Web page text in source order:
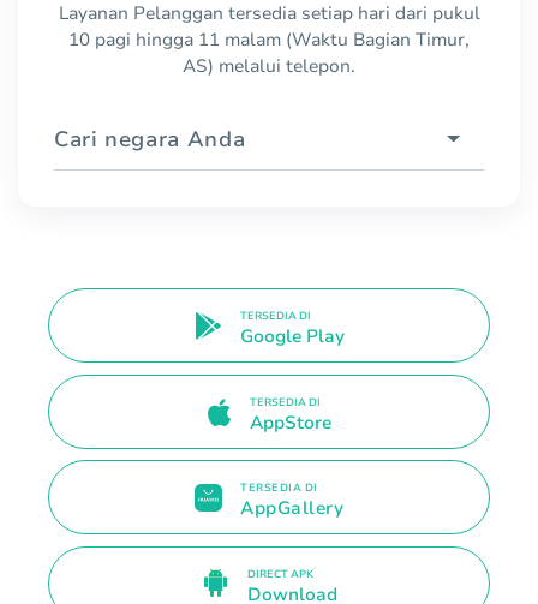
Layanan Pelanggan tersedia setiap hari dari pukul
10 pagi hingga 11 malam (Waktu Bagian Timur,
AS) melalui telepon.
Cari negara Anda
TERSEDIA DI
Google Play
TERSEDIA DI
AppStore
TERSEDIA DI
AppGallery
DIRECT APK
Download